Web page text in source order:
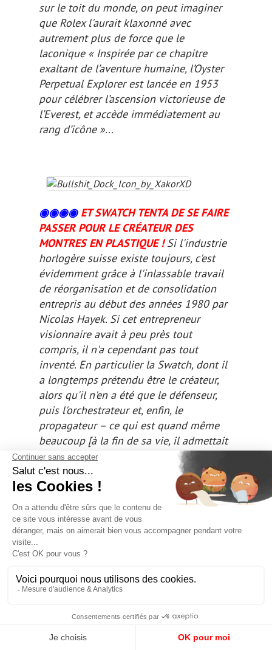
sur le toit du monde, on peut imaginer
que Rolex l'aurait klaxonné avec
autrement plus de force que le
laconique « Inspirée par ce chapitre
exaltant de l’aventure humaine, l’Oyster
Perpetual Explorer est lancée en 1953
pour célébrer l’ascension victorieuse de
l’Everest, et accède immédiatement au
rang d’icône »...
◉◉◉◉ ET SWATCH TENTA DE SE FAIRE
PASSER POUR LE CRÉATEUR DES
MONTRES EN PLASTIQUE !Si l'industrie
horlogère suisse existe toujours, c'est
évidemment grâce à l'inlassable travail
de réorganisation et de consolidation
entrepris au début des années 1980 par
Nicolas Hayek. Si cet entrepreneur
visionnaire avait à peu près tout
compris, il n'a cependant pas tout
inventé. En particulier la Swatch, dont il
a longtemps prétendu être le créateur,
alors qu'il n'en a été que le défenseur,
puis l'orchestrateur et, enfin, le
propagateur – ce qui est quand même
beaucoup [à la fin de sa vie, il admettait
avoir « simplifié » son message initial et
il acceptait de partager la co-paternité
de la Swatch avec Elmar Mock et Jacques
Muller] . Cette montre n'était pas la
première montre suisse en plastique :
lancée en 1973, dix ans avant la Swatch,
la Tissot Astrolon était bien plus
révolutionnaire avec son boîtier en
plastique et son mouvement (cal. 2250)
en composite autolubrifiant, sans parler
première montre suisse à quartz, loin de
là. La Swatch n'était pas la première